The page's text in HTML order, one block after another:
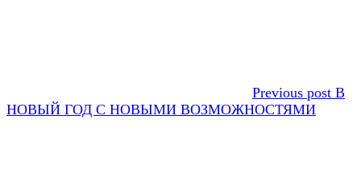
Previous post В
НОВЫЙ ГОД С НОВЫМИ ВОЗМОЖНОСТЯМИ